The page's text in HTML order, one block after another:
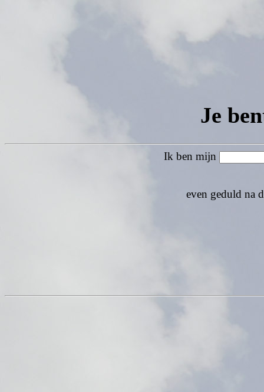
Je
Ik ben mijn
even geduld na